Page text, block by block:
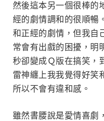
然後這本另一個很棒的
經的劇情調和的很順暢
和正經的劇情，但我自
常會有出戲的困擾，明
秒卻變成Ｑ版在搞笑
雷神纏上我我覺得好笑
所以不會有違和感。
雖然書腰說是愛情喜劇